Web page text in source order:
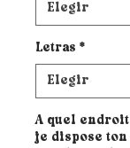
Letras *
A quel endroit
je dispose ton